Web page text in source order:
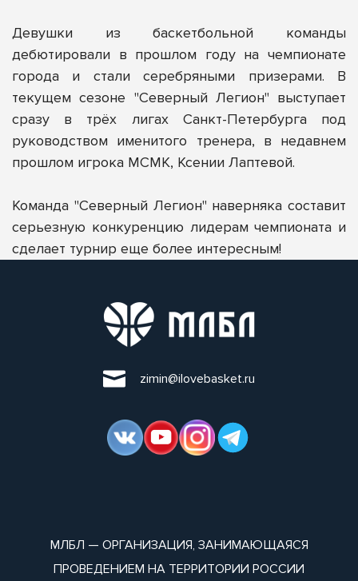
Девушки из баскетбольной команды
дебютировали в прошлом году на чемпионате
города и стали серебряными призерами. В
текущем сезоне "Северный Легион" выступает
сразу в трёх лигах Санкт-Петербурга под
руководством именитого тренера, в недавнем
прошлом игрока МСМК, Ксении Лаптевой.
Команда "Северный Легион" наверняка составит
серьезную конкуренцию лидерам чемпионата и
сделает турнир еще более интересным!
zimin@ilovebasket.ru
МЛБЛ — ОРГАНИЗАЦИЯ, ЗАНИМАЮЩАЯСЯ
ПРОВЕДЕНИЕМ НА ТЕРРИТОРИИ РОССИИ